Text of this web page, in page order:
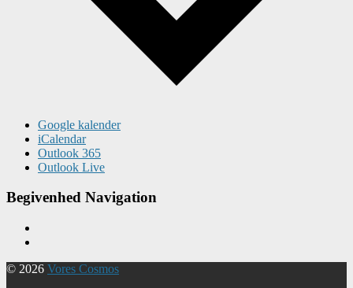
Google kalender
iCalendar
Outlook 365
Outlook Live
Begivenhed Navigation
© 2026 Vores Cosmos